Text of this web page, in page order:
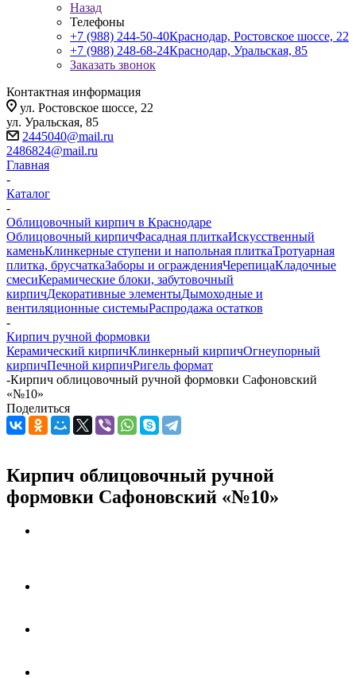
Назад
Телефоны
+7 (988) 244-50-40Краснодар, Ростовское шоссе, 22
+7 (988) 248-68-24Краснодар, Уральская, 85
Заказать звонок
Контактная информация
ул. Ростовское шоссе, 22
ул. Уральская, 85
2445040@mail.ru
2486824@mail.ru
Главная
-
Каталог
-
Облицовочный кирпич в Краснодаре
Облицовочный кирпичФасадная плиткаИскусственный
каменьКлинкерные ступени и напольная плиткаТротуарная
плитка, брусчаткаЗаборы и огражденияЧерепицаКладочные
смесиКерамические блоки, забутовочный
кирпичДекоративные элементыДымоходные и
вентиляционные системыРаспродажа остатков
-
Кирпич ручной формовки
Керамический кирпичКлинкерный кирпичОгнеупорный
кирпичПечной кирпичРигель формат
-Кирпич облицовочный ручной формовки Сафоновский
«№10»
Поделиться
Кирпич облицовочный ручной
формовки Сафоновский «№10»